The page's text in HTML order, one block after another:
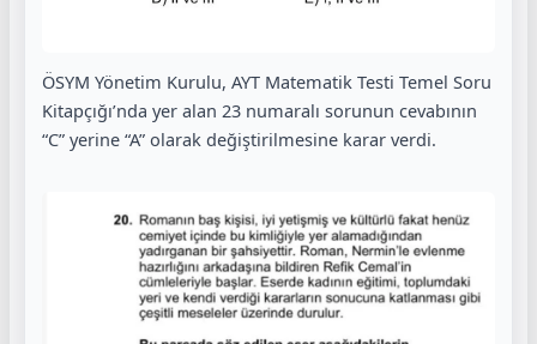
ÖSYM Yönetim Kurulu, AYT Matematik Testi Temel Soru
Kitapçığı’nda yer alan 23 numaralı sorunun cevabının
“C” yerine “A” olarak değiştirilmesine karar verdi.